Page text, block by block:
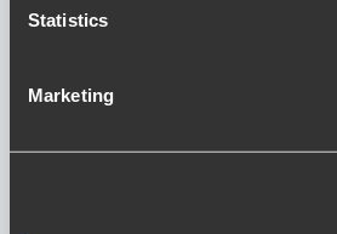
Statistics
Marketing